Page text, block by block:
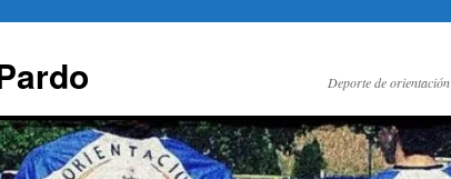
Deporte de orientación